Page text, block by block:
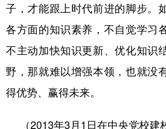
地方频道
北京 天津 河
辽宁 吉林 上
山东 河南 湖
子，才能跟上时代前进的脚步。
各方面的知识素养，不自觉学习
不主动加快知识更新、优化知识
野，那就难以增强本领，也就没
得优势、赢得未来。
（2013年3月1日在中央党校